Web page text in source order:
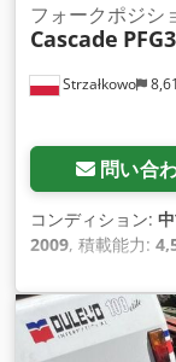
Strzałkowo
フォークポジシ
Cascade
問い合
コンディション:
2009, 積載能力: